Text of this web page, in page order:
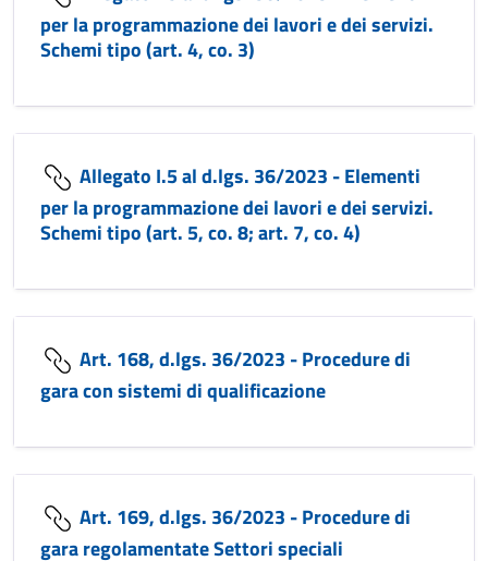
per la programmazione dei lavori e dei servizi.
Schemi tipo (art. 4, co. 3)
Allegato I.5 al d.lgs. 36/2023 - Elementi
per la programmazione dei lavori e dei servizi.
Schemi tipo (art. 5, co. 8; art. 7, co. 4)
Art. 168, d.lgs. 36/2023 - Procedure di
gara con sistemi di qualificazione
Art. 169, d.lgs. 36/2023 - Procedure di
gara regolamentate Settori speciali